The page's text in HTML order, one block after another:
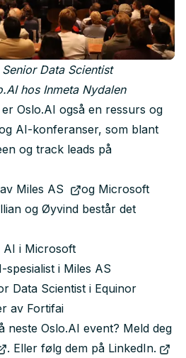
Data Scientist
hos Inmeta Nydalen
Oslo.AI også en ressurs og
AI-konferanser, som blant
og track leads på
Miles AS
og Microsoft
og Øyvind består det
AI i Microsoft
i Miles AS
Data Scientist i Equinor
av Fortifai
neste Oslo.AI event? Meld deg
. Eller følg dem på LinkedIn.